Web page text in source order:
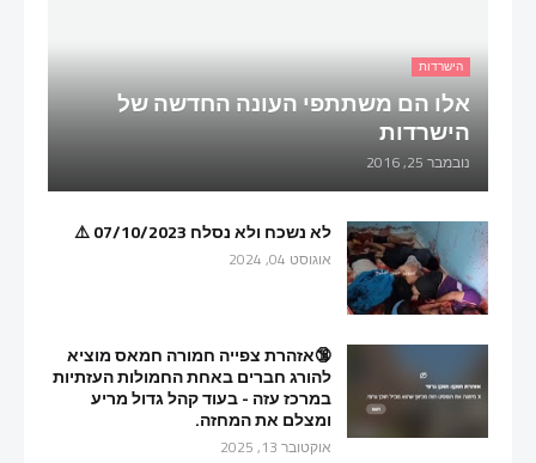
הישרדות
אלו הם משתתפי העונה החדשה של
הישרדות
נובמבר 25, 2016
לא נשכח ולא נסלח 07/10/2023 ⚠️
אוגוסט 04, 2024
🔞אזהרת צפייה חמורה חמאס מוציא
להורג חברים באחת החמולות העזתיות
במרכז עזה - בעוד קהל גדול מריע
ומצלם את המחזה.
אוקטובר 13, 2025